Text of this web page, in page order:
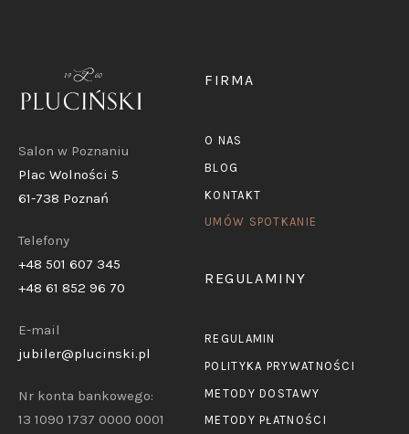
Salon w Poznaniu
Plac Wolności 5
61-738 Poznań
Telefony
+48 501 607 345
+48 61 852 96 70
E-mail
jubiler@plucinski.pl
Nr konta bankowego:
13 1090 1737 0000 0001
FIRMA
O NAS
BLOG
KONTAKT
UMÓW SPOTKANIE
REGULAMINY
REGULAMIN
POLITYKA PRYWATNOŚCI
METODY DOSTAWY
METODY PŁATNOŚCI